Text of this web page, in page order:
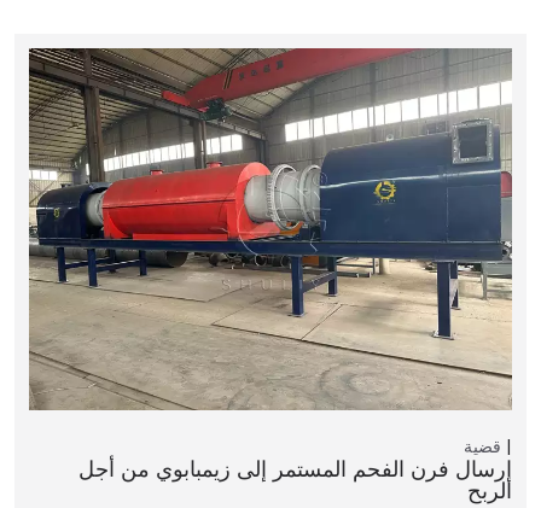
قضية
إرسال فرن الفحم المستمر إلى زيمبابوي من أجل
الربح